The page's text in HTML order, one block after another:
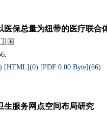
医保总量为纽带的医疗联合
国
) [HTML](0) [PDF 0.00 Byte](66)
生服务网点空间布局研究